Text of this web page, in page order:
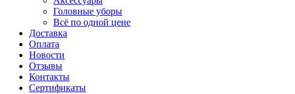
Головные уборы
Всё по одной цене
Доставка
Оплата
Новости
Отзывы
Контакты
Сертификаты